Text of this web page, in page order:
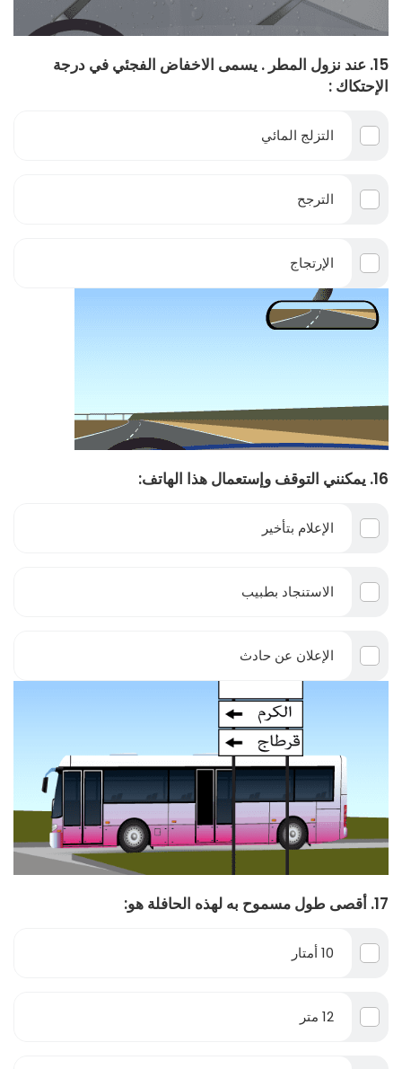
15. عند نزول المطر . يسمى الاخفاض الفجئي في درجة
الإحتكاك :
التزلج المائي
الترجح
الإرتجاج
16. يمكنني التوقف وإستعمال هذا الهاتف:
الإعلام بتأخير
الاستنجاد بطبيب
الإعلان عن حادث
17. أقصى طول مسموح به لهذه الحافلة هو:
10 أمتار
12 متر